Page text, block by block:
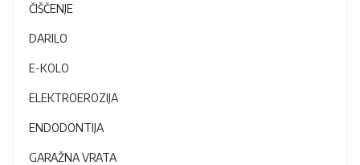
ČIŠČENJE
DARILO
E-KOLO
ELEKTROEROZIJA
ENDODONTIJA
GARAŽNA VRATA